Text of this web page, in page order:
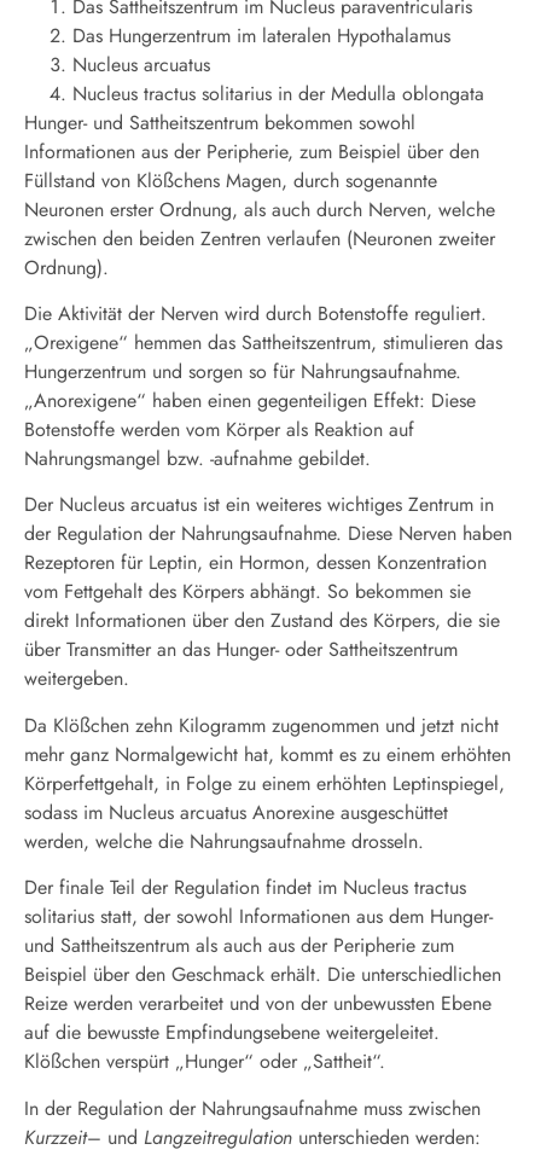
Das Sattheitszentrum im Nucleus paraventricularis
Das Hungerzentrum im lateralen Hypothalamus
Nucleus arcuatus
Nucleus tractus solitarius in der Medulla oblongata
Hunger- und Sattheitszentrum bekommen sowohl
Informationen aus der Peripherie, zum Beispiel über den
Füllstand von Klößchens Magen, durch sogenannte
Neuronen erster Ordnung, als auch durch Nerven, welche
zwischen den beiden Zentren verlaufen (Neuronen zweiter
Ordnung).
Die Aktivität der Nerven wird durch Botenstoffe reguliert.
„Orexigene“ hemmen das Sattheitszentrum, stimulieren das
Hungerzentrum und sorgen so für Nahrungsaufnahme.
„Anorexigene“ haben einen gegenteiligen Effekt: Diese
Botenstoffe werden vom Körper als Reaktion auf
Nahrungsmangel bzw. -aufnahme gebildet.
Der Nucleus arcuatus ist ein weiteres wichtiges Zentrum in
der Regulation der Nahrungsaufnahme. Diese Nerven haben
Rezeptoren für Leptin, ein Hormon, dessen Konzentration
vom Fettgehalt des Körpers abhängt. So bekommen sie
direkt Informationen über den Zustand des Körpers, die sie
über Transmitter an das Hunger- oder Sattheitszentrum
weitergeben.
Da Klößchen zehn Kilogramm zugenommen und jetzt nicht
mehr ganz Normalgewicht hat, kommt es zu einem erhöhten
Körperfettgehalt, in Folge zu einem erhöhten Leptinspiegel,
sodass im Nucleus arcuatus Anorexine ausgeschüttet
werden, welche die Nahrungsaufnahme drosseln.
Der finale Teil der Regulation findet im Nucleus tractus
solitarius statt, der sowohl Informationen aus dem Hunger-
und Sattheitszentrum als auch aus der Peripherie zum
Beispiel über den Geschmack erhält. Die unterschiedlichen
Reize werden verarbeitet und von der unbewussten Ebene
auf die bewusste Empfindungsebene weitergeleitet.
Klößchen verspürt „Hunger“ oder „Sattheit“.
In der Regulation der Nahrungsaufnahme muss zwischen
Kurzzeit– und Langzeitregulation unterschieden werden: